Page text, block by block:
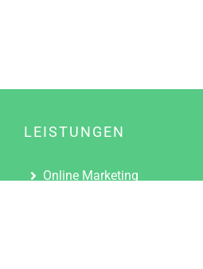
LEISTUNGEN
Online Marketing